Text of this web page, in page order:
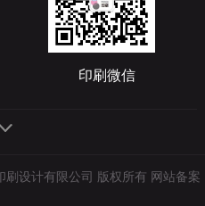
印刷微信
设计有限公司 版权所有 网站备案